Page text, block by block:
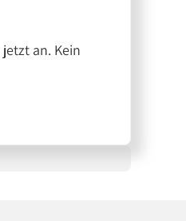
an. Kein